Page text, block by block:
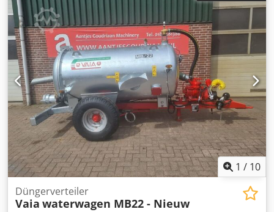
1 / 10
Düngerverteiler
Vaia waterwagen MB22 - Nieuw